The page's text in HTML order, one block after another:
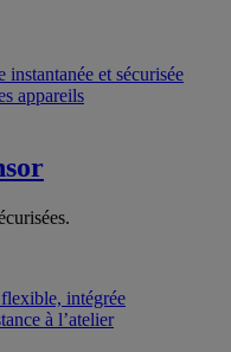
instantanée et sécurisée
appareils
intégrée
à l’atelier